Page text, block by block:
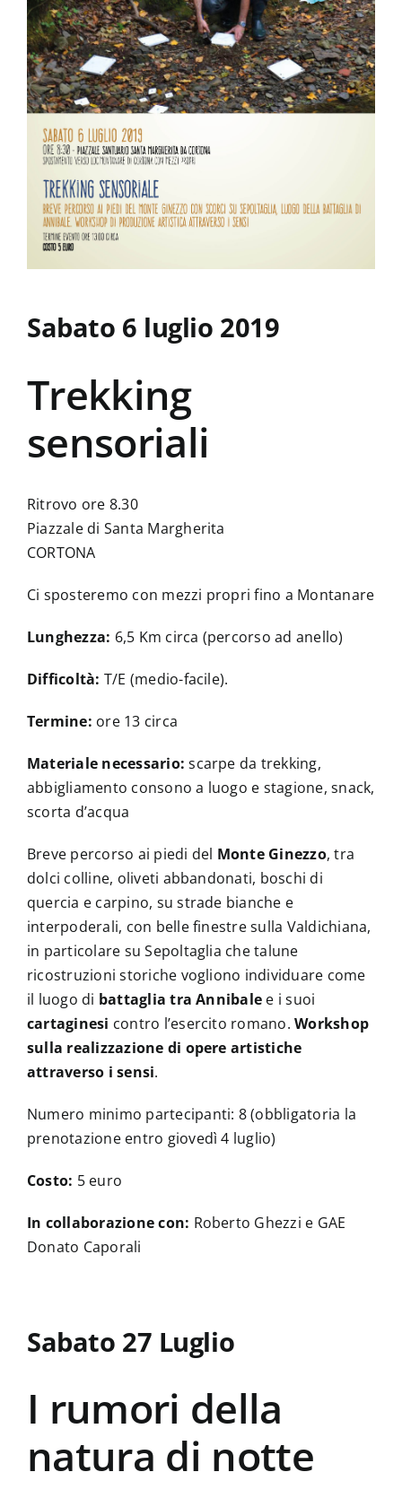
La Biblioteca
Contatti
Sabato 6 luglio 2019
Trekking
sensoriali
Ritrovo ore 8.30
Piazzale di Santa Margherita
CORTONA
Ci sposteremo con mezzi propri fino a Montanare
Lunghezza: 6,5 Km circa (percorso ad anello)
Difficoltà: T/E (medio-facile).
Termine: ore 13 circa
Materiale necessario: scarpe da trekking,
abbigliamento consono a luogo e stagione, snack,
scorta d’acqua
Breve percorso ai piedi del Monte Ginezzo, tra
dolci colline, oliveti abbandonati, boschi di
quercia e carpino, su strade bianche e
interpoderali, con belle finestre sulla Valdichiana,
in particolare su Sepoltaglia che talune
ricostruzioni storiche vogliono individuare come
il luogo di battaglia tra Annibale e i suoi
cartaginesi contro l’esercito romano.Workshop
sulla realizzazione di opere artistiche
attraverso i sensi.
Numero minimo partecipanti: 8 (obbligatoria la
prenotazione entro giovedì 4 luglio)
Costo: 5 euro
In collaborazione con: Roberto Ghezzi e GAE
Donato Caporali
Sabato 27 Luglio
I rumori della
natura di notte